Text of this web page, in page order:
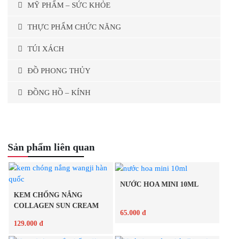
MỸ PHẨM – SỨC KHỎE
THỰC PHẨM CHỨC NĂNG
TÚI XÁCH
ĐỒ PHONG THỦY
ĐỒNG HỒ – KÍNH
Sản phẩm liên quan
KEM CHỐNG NẮNG
COLLAGEN SUN CREAM
129.000 đ
NƯỚC HOA MINI 10ML
65.000 đ